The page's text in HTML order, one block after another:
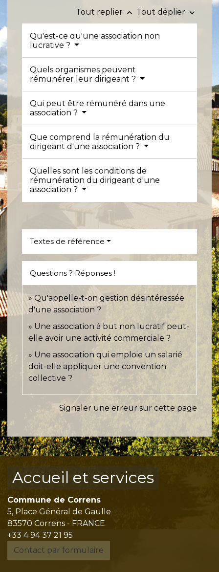
Tout replier keyboard_arrow_up Tout déplier keyboard_arrow_down
Qu'est-ce qu'une association non
lucrative ?
Quels organismes peuvent
rémunérer leur dirigeant ?
Qui peut être rémunéré dans une
association ?
Que comprend la rémunération du
dirigeant d'une association ?
Quelles sont les conditions de
rémunération du dirigeant d'une
association ?
Textes de référence
Questions ? Réponses !
Qu'appelle-t-on gestion désintéressée
d'une association ?
Une association à but non lucratif peut-
elle avoir une activité commerciale ?
Une association qui emploie un salarié
doit-elle appliquer une convention
collective ?
Signaler une erreur sur cette page
Accueil et services
Commune de Correns
5, Place Général de Gaulle
83570 Correns - FRANCE
+33 4 94 37 21 95
Contact par formulaire